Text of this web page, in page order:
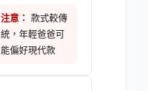
注意： 款式較傳
統，年輕爸爸可
能偏好現代款